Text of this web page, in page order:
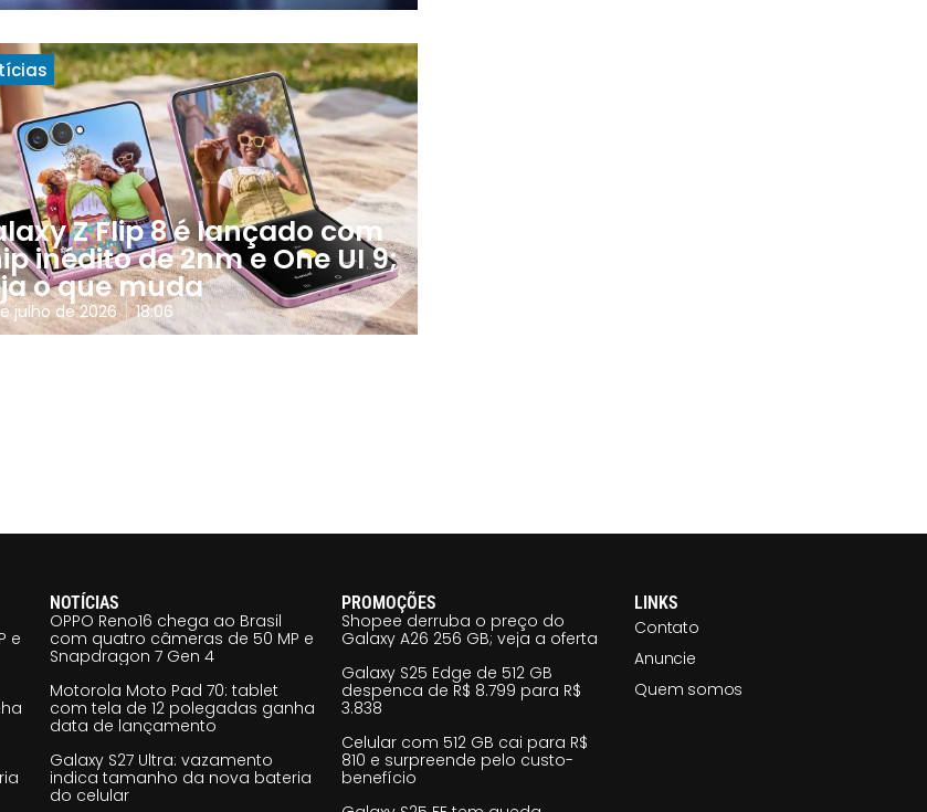
Z Flip 8 é lançado com
inédito de 2nm e One UI 9;
o que muda
julho de 2026 18:06
e
NOTÍCIAS
OPPO Reno16 chega ao Brasil
com quatro câmeras de 50 MP e
Snapdragon 7 Gen 4
Motorola Moto Pad 70: tablet
com tela de 12 polegadas ganha
data de lançamento
Galaxy S27 Ultra: vazamento
indica tamanho da nova bateria
do celular
PROMOÇÕES
Shopee derruba o preço do
Galaxy A26 256 GB; veja a oferta
Galaxy S25 Edge de 512 GB
despenca de R$ 8.799 para R$
3.838
Celular com 512 GB cai para R$
810 e surpreende pelo custo-
benefício
LINKS
Contato
Anuncie
Quem somos